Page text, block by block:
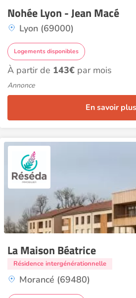
Nohée Lyon - Jean Macé
Lyon (69000)
Logements disponibles
À partir de 143€ par mois
Annonce
En savoir plus
La Maison Béatrice
Résidence intergénérationnelle
Morancé (69480)